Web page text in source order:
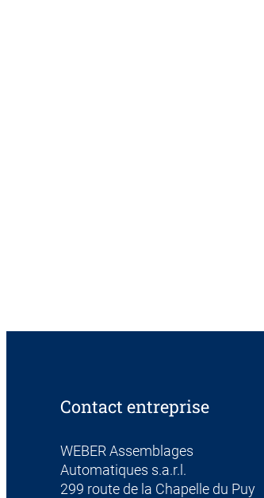
Contact entreprise
WEBER Assemblages
Automatiques s.a.r.l.
299 route de la Chapelle du Puy